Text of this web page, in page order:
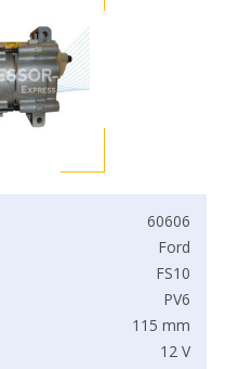
60606
Ford
FS10
PV6
115 mm
12 V